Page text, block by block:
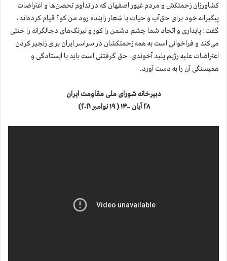
کشاورزان زحمتکش و مردم غیور اصفهان که در تداوم تحصن‌ها و اعتراضات
پیگیرانه خود برای حق‌آب و حیات با شعار زاینده‌ رود من کو؟ قیام کرده‌اند،
گفت: پایداری و اتحاد شما چشم دشمن را کور و نیرنگ‌های دجالگرانه را خنثی
می‌کند و فراخوانی است به همه زحمتکشان در سراسر ایران برای زنجیر کردن
اعتراضات علیه رژیم پلید آخوندی. حق گرفتنی است باید با ایستادگی و
همبستگی آن را به دست آورد.
دبیرخانه شورای ملی مقاومت ایران
۲۸ آبان ۱۴۰۰ ( ۱۹ نوامبر ۲۰۲۱)